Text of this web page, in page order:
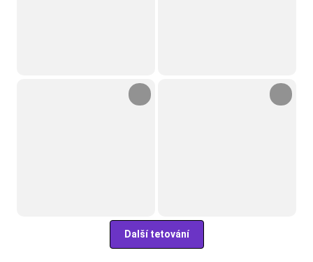
Další tetování